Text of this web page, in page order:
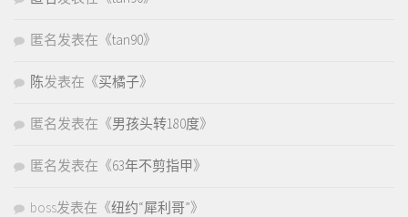
匿名发表在《tan90》
陈发表在《买橘子》
匿名发表在《男孩头转180度》
匿名发表在《63年不剪指甲》
boss发表在《纽约“犀利哥”》